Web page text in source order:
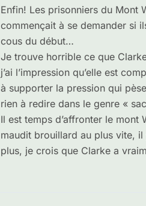
Enfin! Les prisonniers du Mont
commençait à se demander si
cous du début…
Je trouve horrible ce que
j’ai l’impression qu’elle est
à supporter la pression qui
rien à redire dans le genre «
Il est temps d’affronter le mont
maudit brouillard au plus vite, il
plus, je crois que Clarke a